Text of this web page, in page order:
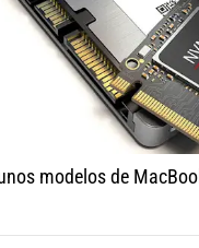
modelos de